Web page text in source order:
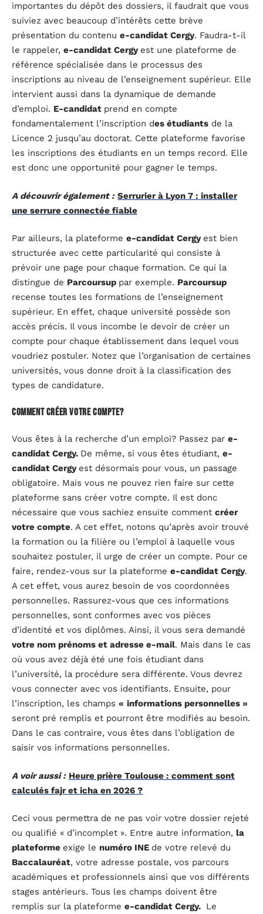
importantes du dépôt des dossiers, il faudrait que vous
suiviez avec beaucoup d’intérêts cette brève
présentation du contenu e-candidat Cergy. Faudra-t-il
le rappeler, e-candidat Cergy est une plateforme de
référence spécialisée dans le processus des
inscriptions au niveau de l’enseignement supérieur. Elle
intervient aussi dans la dynamique de demande
d’emploi. E-candidat prend en compte
fondamentalement l’inscription des étudiants de la
Licence 2 jusqu’au doctorat. Cette plateforme favorise
les inscriptions des étudiants en un temps record. Elle
est donc une opportunité pour gagner le temps.
A découvrir également : Serrurier à Lyon 7 : installer
une serrure connectée fiable
Par ailleurs, la plateforme e-candidat Cergy est bien
structurée avec cette particularité qui consiste à
prévoir une page pour chaque formation. Ce qui la
distingue de Parcoursup par exemple. Parcoursup
recense toutes les formations de l’enseignement
supérieur. En effet, chaque université possède son
accès précis. Il vous incombe le devoir de créer un
compte pour chaque établissement dans lequel vous
voudriez postuler. Notez que l’organisation de certaines
universités, vous donne droit à la classification des
types de candidature.
Comment créer votre compte?
Vous êtes à la recherche d’un emploi? Passez par e-
candidat Cergy. De même, si vous êtes étudiant, e-
candidat Cergy est désormais pour vous, un passage
obligatoire. Mais vous ne pouvez rien faire sur cette
plateforme sans créer votre compte. Il est donc
nécessaire que vous sachiez ensuite comment créer
votre compte. A cet effet, notons qu’après avoir trouvé
la formation ou la filière ou l’emploi à laquelle vous
souhaitez postuler, il urge de créer un compte. Pour ce
faire, rendez-vous sur la plateforme e-candidat Cergy.
A cet effet, vous aurez besoin de vos coordonnées
personnelles. Rassurez-vous que ces informations
personnelles, sont conformes avec vos pièces
d’identité et vos diplômes. Ainsi, il vous sera demandé
votre nom prénoms et adresse e-mail. Mais dans le cas
où vous avez déjà été une fois étudiant dans
l’université, la procédure sera différente. Vous devrez
vous connecter avec vos identifiants. Ensuite, pour
l’inscription, les champs « informations personnelles »
seront pré remplis et pourront être modifiés au besoin.
Dans le cas contraire, vous êtes dans l’obligation de
saisir vos informations personnelles.
A voir aussi : Heure prière Toulouse : comment sont
calculés fajr et icha en 2026 ?
Ceci vous permettra de ne pas voir votre dossier rejeté
ou qualifié « d’incomplet ». Entre autre information, la
plateforme exige le numéro INE de votre relevé du
Baccalauréat, votre adresse postale, vos parcours
académiques et professionnels ainsi que vos différents
stages antérieurs. Tous les champs doivent être
remplis sur la plateforme e-candidat Cergy. Le